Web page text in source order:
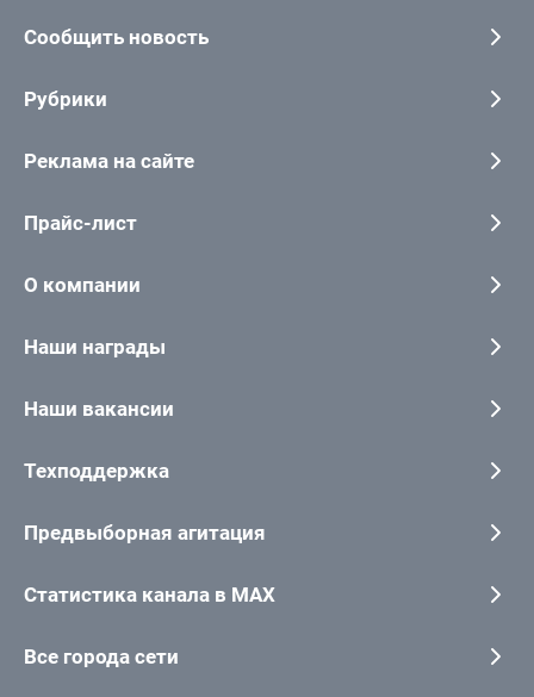
Сообщить новость
Рубрики
Реклама на сайте
Прайс-лист
О компании
Наши награды
Наши вакансии
Техподдержка
Предвыборная агитация
Статистика канала в MAX
Все города сети